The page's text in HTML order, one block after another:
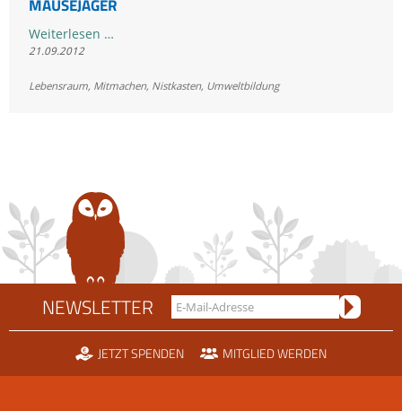
MÄUSEJÄGER
Weiterlesen …Trachtenjugend
21.09.2012
Lebensraum, Mitmachen, Nistkasten, Umweltbildung
NEWSLETTER
JETZT SPENDEN MITGLIED WERDEN